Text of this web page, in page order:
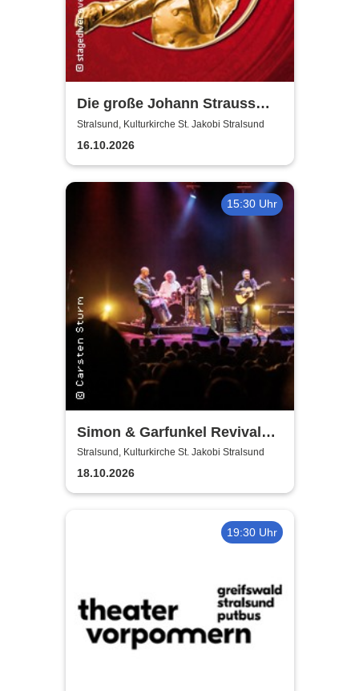
Die große Johann Strauss
Revue
Stralsund, Kulturkirche St. Jakobi Stralsund
16.10.2026
15:30 Uhr
Simon & Garfunkel Revival
Band
Stralsund, Kulturkirche St. Jakobi Stralsund
18.10.2026
19:30 Uhr